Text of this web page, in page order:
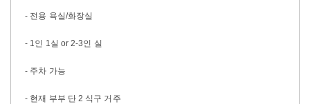
- 전용 욕실/화장실
- 1인 1실 or 2-3인 실
- 주차 가능
- 현재 부부 단 2 식구 거주